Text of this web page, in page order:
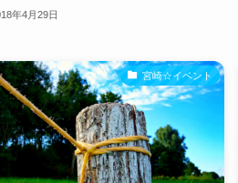
年4月29日
宮崎☆イベント